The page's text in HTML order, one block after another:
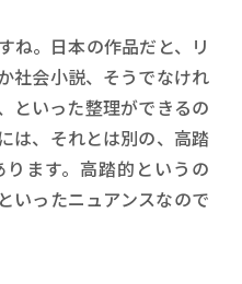
ね。日本の作品だと、リ
社会小説、そうでなけれ
といった整理ができるの
は、それとは別の、高踏
ます。高踏的というの
いったニュアンスなので